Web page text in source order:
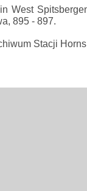
West
895 - 897.
Stacji